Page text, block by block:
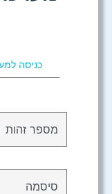
כניסה
מספר זהות
סיסמה